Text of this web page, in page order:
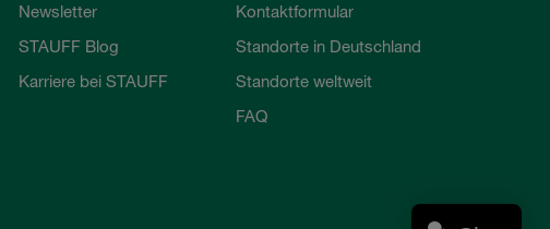
Newsletter
STAUFF Blog
Karriere bei STAUFF
Kontaktformular
Standorte in Deutschland
Standorte weltweit
FAQ